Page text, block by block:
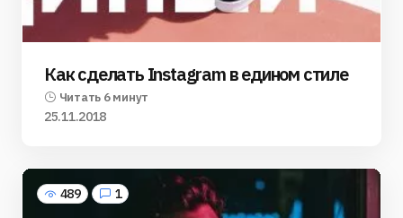
Как сделать Instagram в едином стиле
Читать 6 минут
25.11.2018
489 1